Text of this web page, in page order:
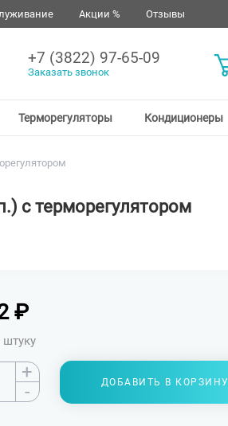
Акции % Отзывы
+7 (3822) 97-65-09
Заказать звонок
Терморегуляторы Кондиционеры
с терморегулятором
₽
+
-
ДОБАВИТЬ В КОРЗИНУ